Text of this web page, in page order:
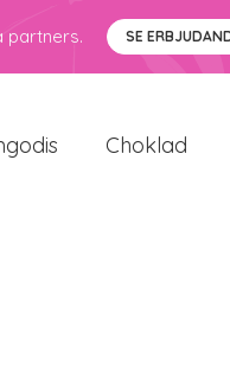
partners. SE
Choklad